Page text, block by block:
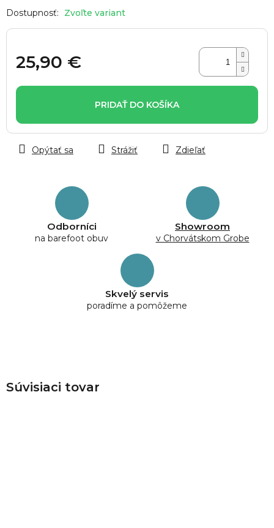
Zvoľte variant
25,90 €
cena:
PRIDAŤ DO KOŠÍKA
Odborníci
na barefoot obuv
Showroom
v Chorvátskom Grobe
Skvelý servis
poradíme a pomôžeme
Opýtať sa Strážiť Zdieľať
Súvisiaci tovar